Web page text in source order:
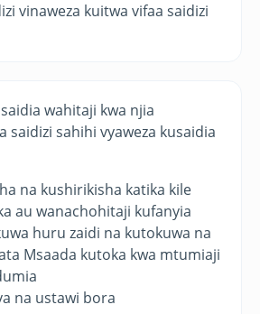
vinaweza kuitwa vifaa saidizi
wahitaji kwa njia
saidizi sahihi vyaweza kusaidia
na kushirikisha katika kile
au wanachohitaji kufanyia
huru zaidi na kutokuwa na
Msaada kutoka kwa mtumiaji
na ustawi bora